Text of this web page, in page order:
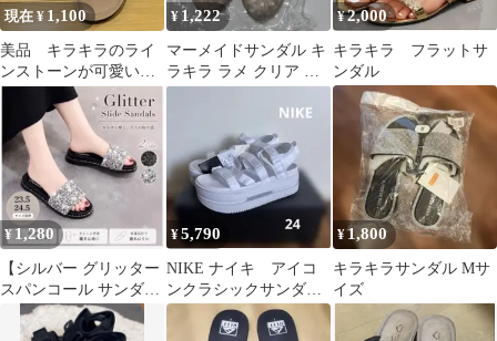
現在 ¥ 1,100
美品 キラキラのライ
ンストーンが可愛いサ
ンダル Ｍ
¥ 1,222
マーメイドサンダル キ
ラキラ ラメ クリア 韓
国風 夏 海 プール 可愛
¥2,000
キラキラ フラットサ
ンダル
¥1,280
【シルバー グリッター
スパンコール サンダル
フラット M 23.5cm】
¥5,790
NIKE ナイキ アイコ
ンクラシックサンダ
ル ホワイト サンダル
匿名発送 24
¥1,800
キラキラサンダル Mサ
イズ